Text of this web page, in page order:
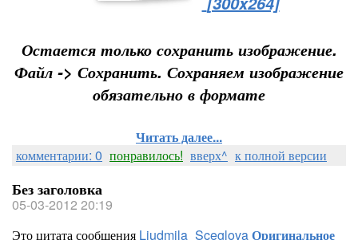
Остается только сохранить изображение.
Файл -> Сохранить. Сохраняем изображение
обязательно в формате
Читать далее...
комментарии: 0 понравилось! вверх^ к полной версии
Без заголовка
05-03-2012 20:19
Это цитата сообщения Liudmila_SceglovaОригинальное